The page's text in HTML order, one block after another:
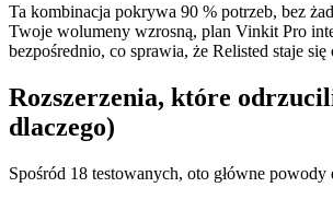
Ta kombinacja pokrywa 90 % potrzeb, bez
Twoje wolumeny wzrosną, plan Vinkit Pro
bezpośrednio, co sprawia, że Relisted staje się
Rozszerzenia, które
dlaczego)
Spośród 18 testowanych, oto główne powody